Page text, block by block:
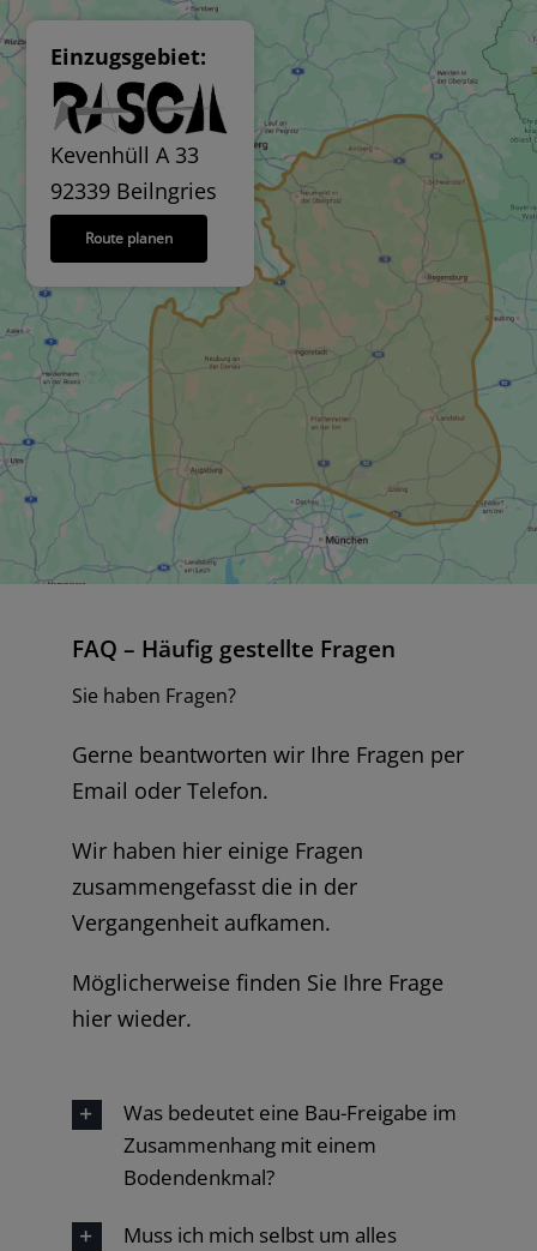
Einzugsgebiet:
Kevenhüll A 33
92339 Beilngries
Route planen
FAQ – Häufig gestellte Fragen
Sie haben Fragen?
Gerne beantworten wir Ihre Fragen per
Email oder Telefon.
Wir haben hier einige Fragen
zusammengefasst die in der
Vergangenheit aufkamen.
Möglicherweise finden Sie Ihre Frage
hier wieder.
Was bedeutet eine Bau-Freigabe im
Zusammenhang mit einem
Bodendenkmal?
Muss ich mich selbst um alles